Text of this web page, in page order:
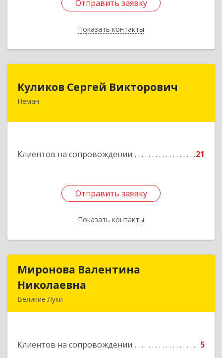
Отправить заявку
Показать контакты
Отправить заявку
Назад
Куликов Сергей Викторович
Неман
Клиентов на сопровождении 21
Отправить заявку
Показать контакты
Куликов Сергей Викторович
Отправить заявку
Назад
Миронова Валентина
Николаевна
Великие Луки
Клиентов на сопровождении 5
Миронова Валентина